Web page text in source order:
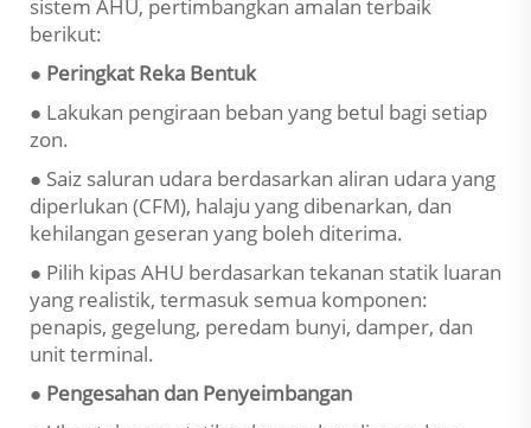
sistem AHU, pertimbangkan amalan terbaik
berikut:
● Peringkat Reka Bentuk
● Lakukan pengiraan beban yang betul bagi setiap
zon.
● Saiz saluran udara berdasarkan aliran udara yang
diperlukan (CFM), halaju yang dibenarkan, dan
kehilangan geseran yang boleh diterima.
● Pilih kipas AHU berdasarkan tekanan statik luaran
yang realistik, termasuk semua komponen:
penapis, gegelung, peredam bunyi, damper, dan
unit terminal.
● Pengesahan dan Penyeimbangan